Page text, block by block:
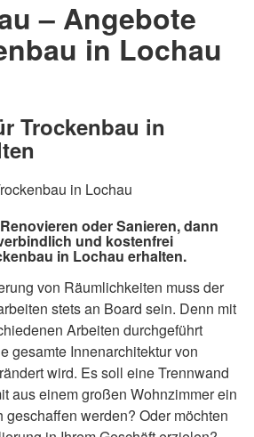
– Angebote
in Lochau
Trockenbau in
oder Sanieren, dann
und kostenfrei
in Lochau erhalten.
von Räumlichkeiten muss der
stets an Board sein. Denn mit
Arbeiten durchgeführt
gesamte Innenarchitektur von
wird. Es soll eine Trennwand
aus einem großen Wohnzimmer ein
geschaffen werden? Oder möchten